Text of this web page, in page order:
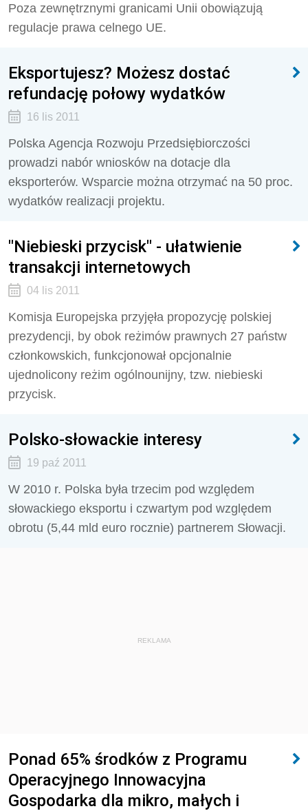
Poza zewnętrznymi granicami Unii obowiązują
regulacje prawa celnego UE.
Eksportujesz? Możesz dostać
refundację połowy wydatków
16 lis 2011
Polska Agencja Rozwoju Przedsiębiorczości
prowadzi nabór wniosków na dotacje dla
eksporterów. Wsparcie można otrzymać na 50 proc.
wydatków realizacji projektu.
"Niebieski przycisk" - ułatwienie
transakcji internetowych
04 lis 2011
Komisja Europejska przyjęła propozycję polskiej
prezydencji, by obok reżimów prawnych 27 państw
członkowskich, funkcjonował opcjonalnie
ujednolicony reżim ogólnounijny, tzw. niebieski
przycisk.
Polsko-słowackie interesy
19 paź 2011
W 2010 r. Polska była trzecim pod względem
słowackiego eksportu i czwartym pod względem
obrotu (5,44 mld euro rocznie) partnerem Słowacji.
REKLAMA
Ponad 65% środków z Programu
Operacyjnego Innowacyjna
Gospodarka dla mikro, małych i